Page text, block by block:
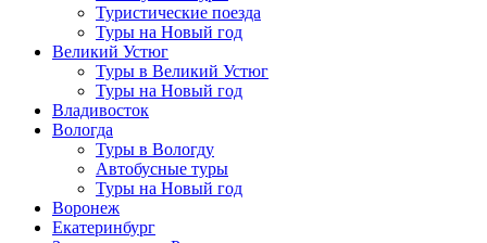
Туристические поезда
Туры на Новый год
Великий Устюг
Туры в Великий Устюг
Туры на Новый год
Владивосток
Вологда
Туры в Вологду
Автобусные туры
Туры на Новый год
Воронеж
Екатеринбург